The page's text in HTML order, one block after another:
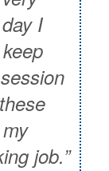
I
job.”